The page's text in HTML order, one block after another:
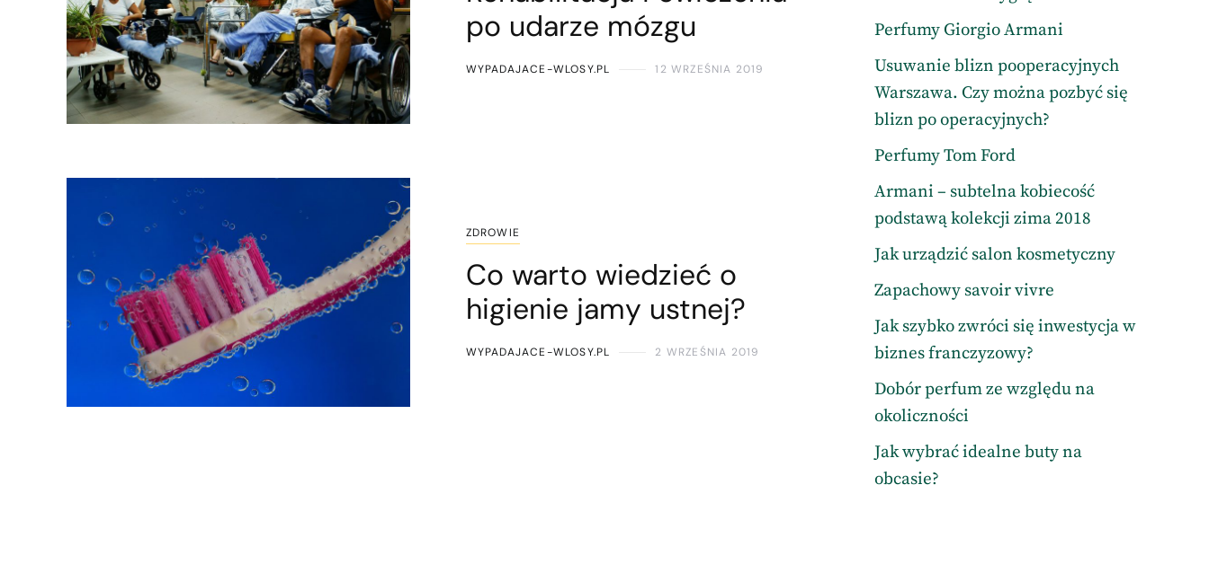
po udarze mózgu
WYPADAJACE-WLOSY.PL 12 WRZEŚNIA 2019
ZDROWIE
Co warto wiedzieć o
higienie jamy ustnej?
WYPADAJACE-WLOSY.PL 2 WRZEŚNIA 2019
Perfumy Giorgio Armani
Usuwanie blizn pooperacyjnych
Warszawa. Czy można pozbyć się
blizn po operacyjnych?
Perfumy Tom Ford
Armani – subtelna kobiecość
podstawą kolekcji zima 2018
Jak urządzić salon kosmetyczny
Zapachowy savoir vivre
Jak szybko zwróci się inwestycja w
biznes franczyzowy?
Dobór perfum ze względu na
okoliczności
Jak wybrać idealne buty na
obcasie?